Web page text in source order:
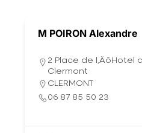
M POIRON Alexandre
2 Place de l‚ÄôHotel
Clermont
CLERMONT
06 87 85 50 23